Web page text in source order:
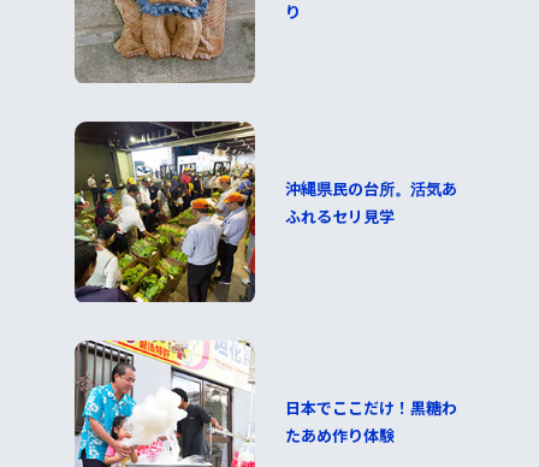
り
沖縄県民の台所。活気あ
ふれるセリ見学
日本でここだけ！黒糖わ
たあめ作り体験